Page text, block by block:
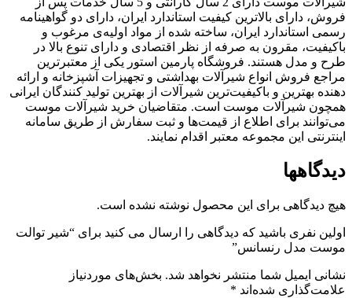
فروش، دارای بالاترین کیفیت استاندارد ایران، دارای دو گواهینامه
رسمی استاندارد ایران، ساخته شده از مواد اولیه‌ی مرغوب و
باکیفیت، مقرون به صرفه از نظر اقتصادی و دارای تنوع بالا در
طرح و مدل هستند. فروشگاه پارمین استور یکی از معتبرترین
مراجع فروش انواع شیرآلات بهداشتی و تجهیزات آشپزخانه و ارائه
دهنده بهترین و باکیفیت‌ترین شیرآلات از بهترین تولید کنندگان ایرانی
همچون شیرآلات موست است. متقاضیان خرید شیرآلات موست
می‌توانند برای اطلاع از قیمت‌ها و ثبت سفارش از طریق سامانه
اینترنتی این مجموعه معتبر اقدام نمایند.
دیدگاهها
هیچ دیدگاهی برای این محصول نوشته نشده است.
اولین نفری باشید که دیدگاهی را ارسال می کنید برای “شیر توالت
موست مدل رنسانس”
نشانی ایمیل شما منتشر نخواهد شد. بخش‌های موردنیاز
علامت‌گذاری شده‌اند *